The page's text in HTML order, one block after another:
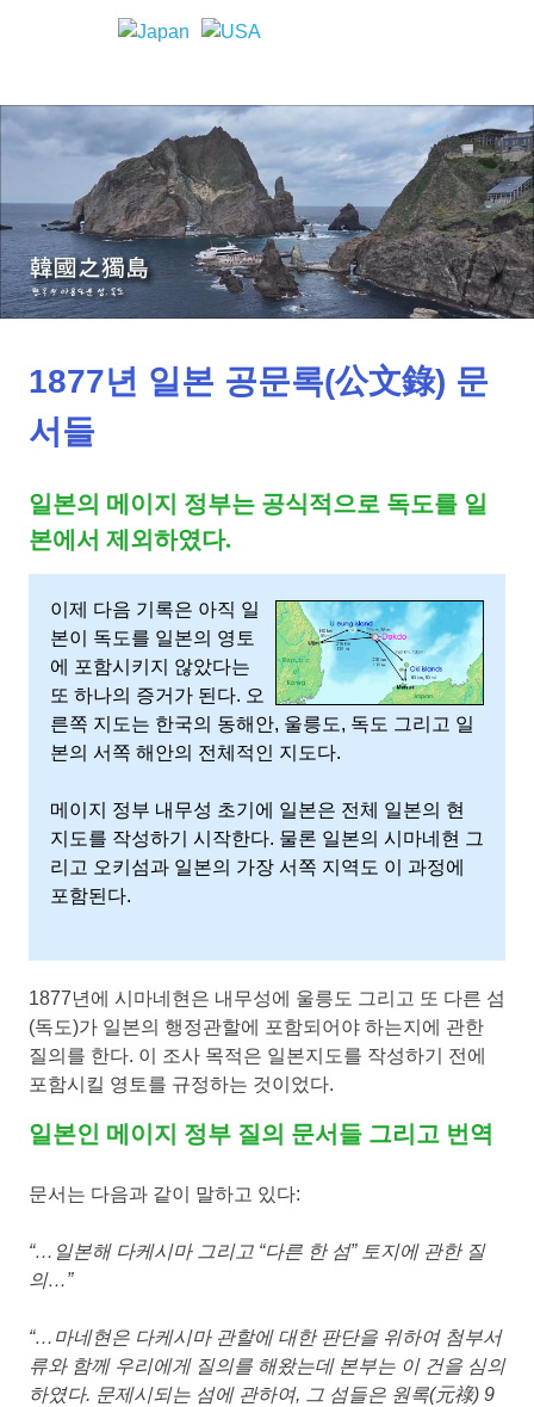
도
한
국
일
사
이
의
독
도
분
의
그
사
실
이
다.
의
독
한
역
사
적
1877년 일본 공문록(公文錄) 문
서들
일본의 메이지 정부는 공식적으로 독도를 일
본에서 제외하였다.
이제 다음 기록은 아직 일
본이 독도를 일본의 영토
에 포함시키지 않았다는
또 하나의 증거가 된다. 오
른쪽 지도는 한국의 동해안, 울릉도, 독도 그리고 일
본의 서쪽 해안의 전체적인 지도다.
메이지 정부 내무성 초기에 일본은 전체 일본의 현
지도를 작성하기 시작한다. 물론 일본의 시마네현 그
리고 오키섬과 일본의 가장 서쪽 지역도 이 과정에
포함된다.
1877년에 시마네현은 내무성에 울릉도 그리고 또 다른 섬
(독도)가 일본의 행정관할에 포함되어야 하는지에 관한
질의를 한다. 이 조사 목적은 일본지도를 작성하기 전에
포함시킬 영토를 규정하는 것이었다.
일본인 메이지 정부 질의 문서들 그리고 번역
문서는 다음과 같이 말하고 있다:
“…일본해 다케시마 그리고 “다른 한 섬” 토지에 관한 질
의…”
“…마네현은 다케시마 관할에 대한 판단을 위하여 첨부서
류와 함께 우리에게 질의를 해왔는데 본부는 이 건을 심의
하였다. 문제시되는 섬에 관하여, 그 섬들은 원록(元祿) 9